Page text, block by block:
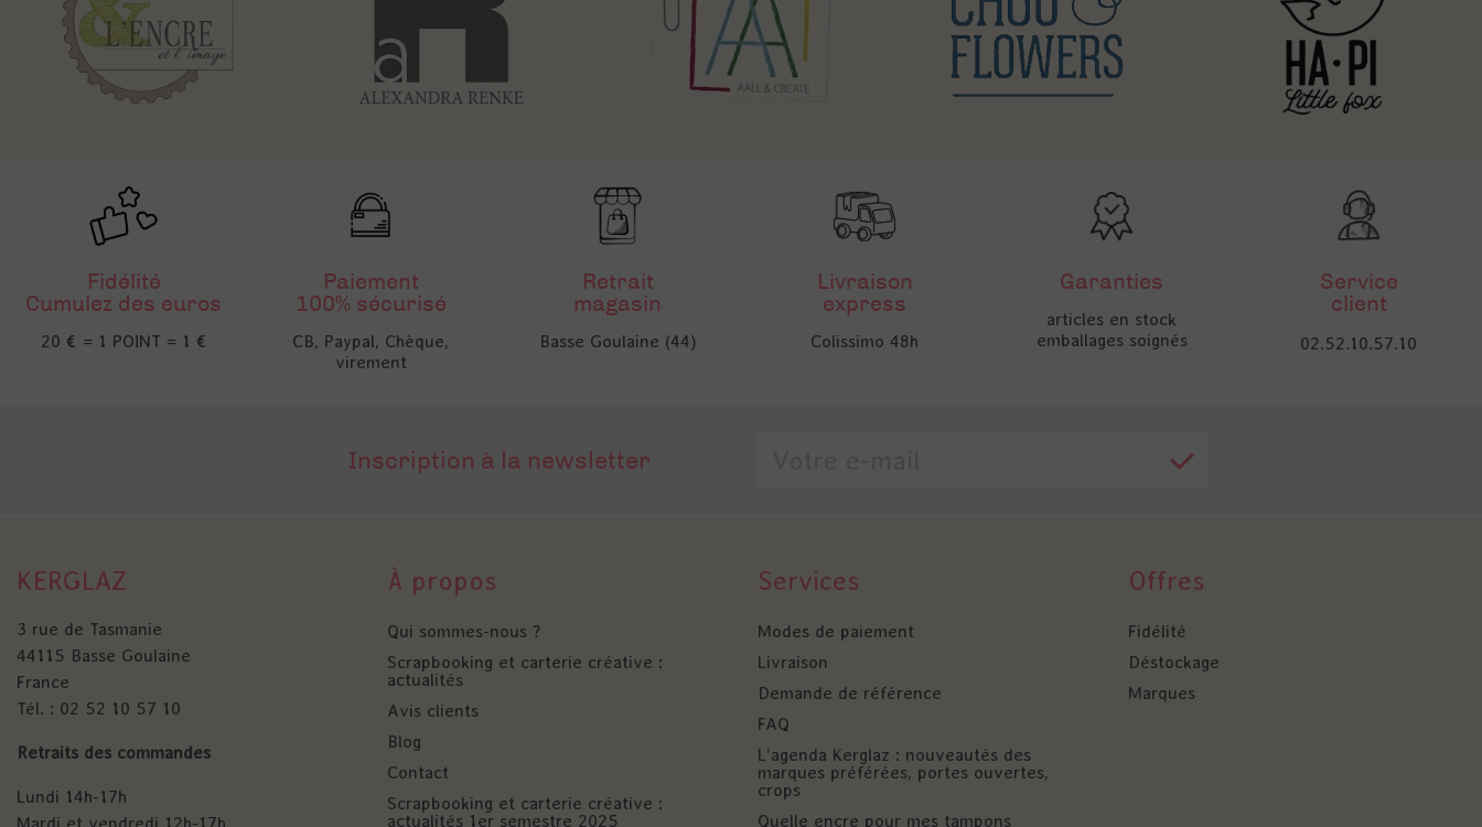
Fidélité
Cumulez des euros
20 € = 1 POINT = 1 €
Paiement
100% sécurisé
CB, Paypal, Chèque,
virement
Retrait
magasin
Basse Goulaine (44)
Livraison
express
Colissimo 48h
Garanties
articles en stock
emballages soignés
Service
client
02.52.10.57.10
Inscription à la newsletter
KERGLAZ
3 rue de Tasmanie
44115 Basse Goulaine
France
Tél. : 02 52 10 57 10
Retraits des commandes
Lundi 14h-17h
Mardi et vendredi 12h-17h
À propos
Qui sommes-nous ?
Scrapbooking et carterie créative :
actualités
Avis clients
Blog
Contact
Scrapbooking et carterie créative :
actualités 1er semestre 2025
Services
Modes de paiement
Livraison
Demande de référence
FAQ
L'agenda Kerglaz : nouveautés des
marques préférées, portes ouvertes,
crops
Quelle encre pour mes tampons
Offres
Fidélité
Déstockage
Marques